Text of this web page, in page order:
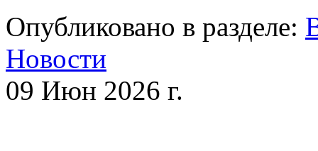
Опубликовано в разделе:
Новости
09 Июн 2026 г.